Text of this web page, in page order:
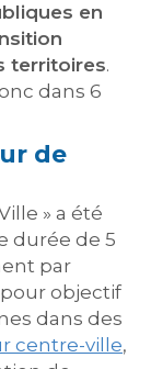
en
territoires.
dans 6
de
» a été
durée de 5
par
pour objectif
dans des
centre-ville,